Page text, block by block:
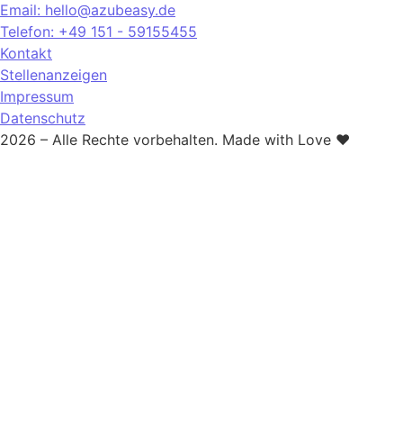
Email: hello@azubeasy.de
Telefon: +49 151 - 59155455
Kontakt
Stellenanzeigen
Impressum
Datenschutz
2026 – Alle Rechte vorbehalten. Made with Love ❤️